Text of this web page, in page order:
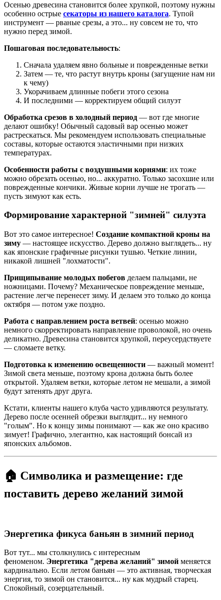
Осенью древесина становится более хрупкой, поэтому нужны
особенно острые секаторы из нашего каталога. Тупой
инструмент — рваные срезы, а это... ну совсем не то, что
нужно перед зимой.
Пошаговая последовательность:
Сначала удаляем явно больные и поврежденные ветки
Затем — те, что растут внутрь кроны (загущение нам ни
к чему)
Укорачиваем длинные побеги этого сезона
И последними — корректируем общий силуэт
Обработка срезов в холодный период — вот где многие
делают ошибку! Обычный садовый вар осенью может
растрескаться. Мы рекомендуем использовать специальные
составы, которые остаются эластичными при низких
температурах.
Особенности работы с воздушными корнями: их тоже
можно обрезать осенью, но... аккуратно. Только засохшие или
поврежденные кончики. Живые корни лучше не трогать —
пусть зимуют как есть.
Формирование характерной "зимней" силуэта
Вот это самое интересное! Создание компактной кроны на
зиму — настоящее искусство. Дерево должно выглядеть... ну
как японские графичные рисунки тушью. Четкие линии,
никакой лишней "лохматости".
Прищипывание молодых побегов делаем пальцами, не
ножницами. Почему? Механическое повреждение меньше,
растение легче перенесет зиму. И делаем это только до конца
октября — потом уже поздно.
Работа с направлением роста ветвей: осенью можно
немного скорректировать направление проволокой, но очень
деликатно. Древесина становится хрупкой, переусердствуете
— сломаете ветку.
Подготовка к изменению освещенности — важный момент!
Зимой света меньше, поэтому крона должна быть более
открытой. Удаляем ветки, которые летом не мешали, а зимой
будут затенять друг друга.
Кстати, клиенты нашего клуба часто удивляются результату.
Дерево после осенней обрезки выглядит... ну немного
"голым". Но к концу зимы понимают — как же оно красиво
зимует! Графично, элегантно, как настоящий бонсай из
японских альбомов.
🏠 Символика и размещение: где
поставить дерево желаний зимой
Энергетика фикуса баньян в зимний период
Вот тут... мы столкнулись с интересным
феноменом. Энергетика "дерева желаний" зимой меняется
кардинально. Если летом баньян — это активная, творческая
энергия, то зимой он становится... ну как мудрый старец.
Спокойный, созерцательный.